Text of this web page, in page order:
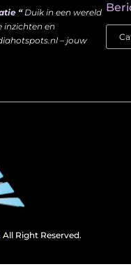
“Duik in een wereld
inzichten en
– jouw
All Right Reserved.